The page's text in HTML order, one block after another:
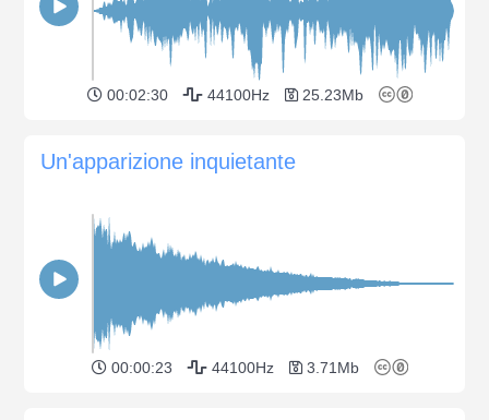
00:02:30 44100Hz 25.23Mb
Un'apparizione inquietante
00:00:23 44100Hz 3.71Mb